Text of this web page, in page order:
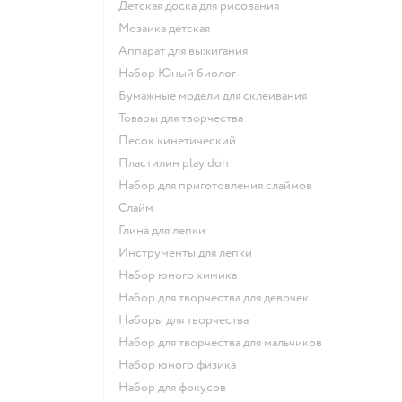
Детская доска для рисования
Мозаика детская
Аппарат для выжигания
набор Юный биолог
Бумажные модели для склеивания
Товары для творчества
Песок кинетический
Пластилин play doh
Набор для приготовления слаймов
Слайм
Глина для лепки
Инструменты для лепки
Набор юного химика
Набор для творчества для девочек
Наборы для творчества
Набор для творчества для мальчиков
Набор юного физика
Набор для фокусов